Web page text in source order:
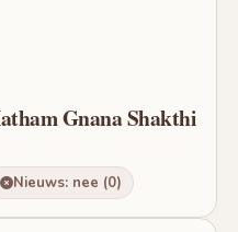
Gnana Shakthi
Nieuws: nee (0)